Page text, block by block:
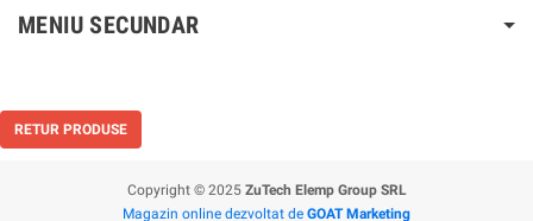
MENIU SECUNDAR
RETUR PRODUSE
Copyright © 2025 ZuTech Elemp Group SRL
Magazin online dezvoltat de GOAT Marketing